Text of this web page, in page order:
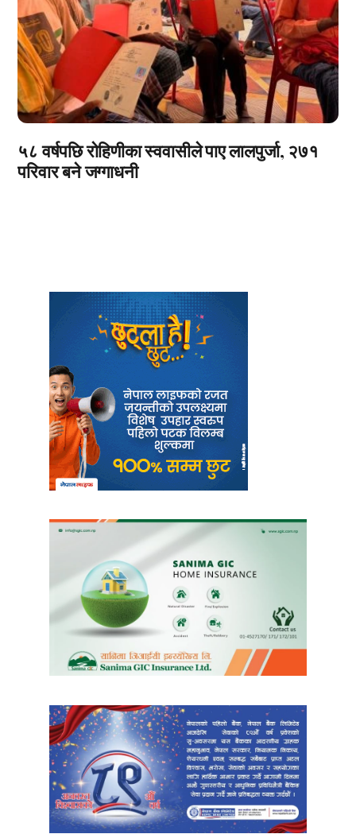
५८ वर्षपछि रोहिणीका स्ववासीले पाए लालपुर्जा, २७१
परिवार बने जग्गाधनी